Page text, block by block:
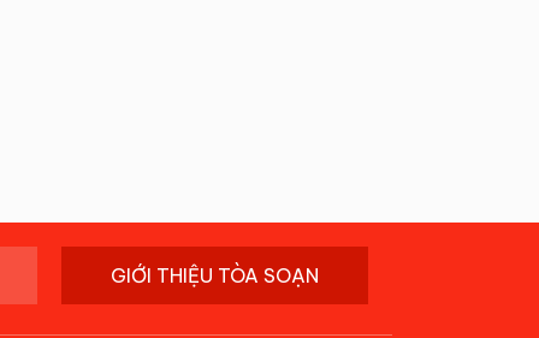
GIỚI THIỆU TÒA SOẠN